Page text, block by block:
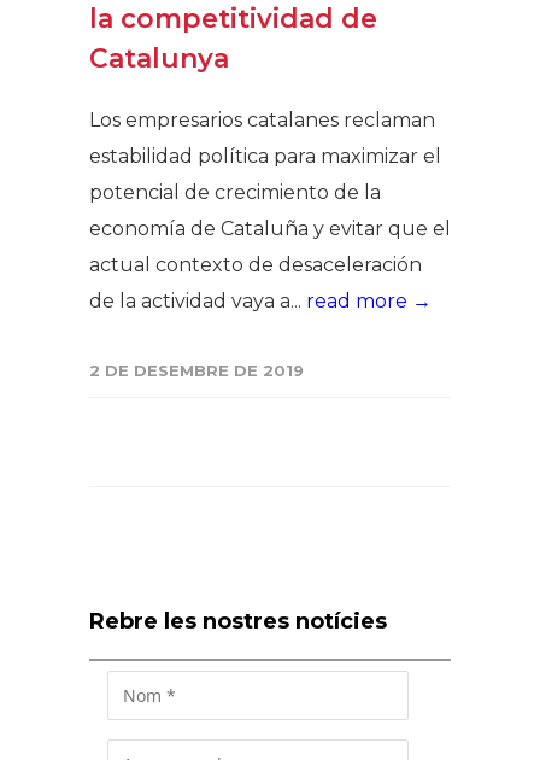
la competitividad de
Catalunya
Los empresarios catalanes reclaman
estabilidad política para maximizar el
potencial de crecimiento de la
economía de Cataluña y evitar que el
actual contexto de desaceleración
de la actividad vaya a... read more →
2 DE DESEMBRE DE 2019
Rebre les nostres notícies